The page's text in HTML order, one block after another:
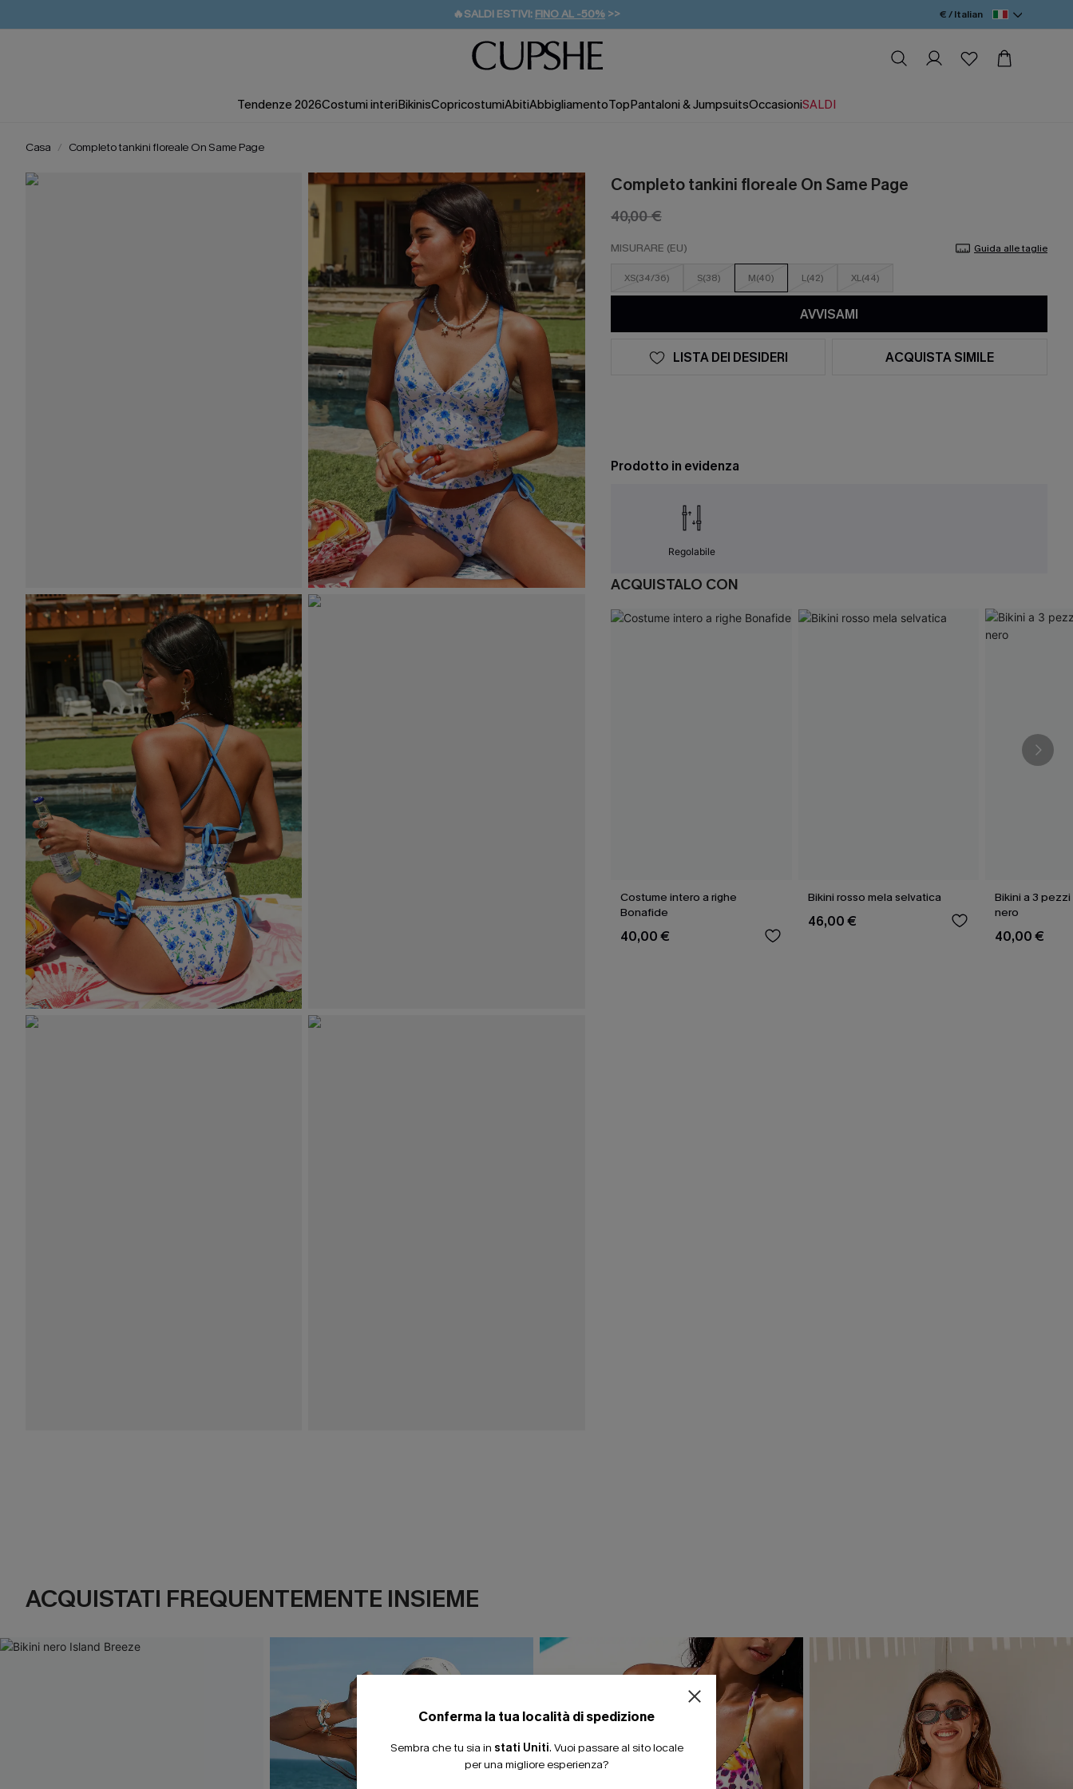
🔥SALDI ESTIVI: FINO AL -50% >>
🚚SPEDIZIONE GRATUITA DA 49€
💌REGALO PER I NUOVI: 20% DI SCONTO*
€ / Italian
Tendenze 2026Costumi interiBikinisCopricostumiAbitiAbbigliamentoTopPantaloni & JumpsuitsOccasioniSALDI
Casa Completo tankini floreale On Same Page
Completo tankini floreale On Same Page
40,00 €
MISURARE (EU) Guida alle taglie
XS(34/36) S(38) M(40) L(42) XL(44)
AVVISAMI
LISTA DEI DESIDERI ACQUISTA SIMILE
Prodotto in evidenza
Regolabile
ACQUISTALO CON
Costume intero a righe
Bonafide
40,00 €
Bikini rosso mela selvatica
46,00 €
Bikini a 3
nero
40,00 €
ACQUISTATI FREQUENTEMENTE INSIEME
Conferma la tua località di spedizione
Sembra che tu sia in stati Uniti. Vuoi passare al sito locale
per una migliore esperienza?
15% DI SCONTO SENZA MINIMO D'ORDINE
20% DI SCONTO SU 2 O PIÙ ARTICOLI